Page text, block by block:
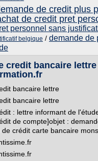
de credit plus
de credit pret
personnel sans
belgique / demande de
credit bancaire lettre
bancaire lettre
bancaire lettre
: lettre informant de
de compte]objet :
crédit carte bancaire